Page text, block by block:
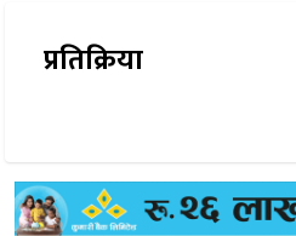
प्रतिक्रिया